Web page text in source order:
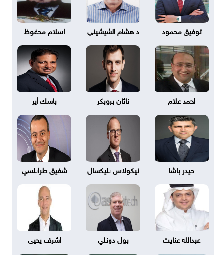
توفيق محمود د هشام الشيشيني اسلام محفوظ
احمد علام ناثان بروبكر باسك أير
حيدر باشا نيكولاس بليكسال شفيق طرابلسي
عبدالله عنايت بول دونلي اشرف يحيى